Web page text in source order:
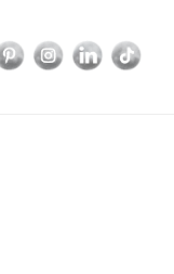
PinterestInstagram